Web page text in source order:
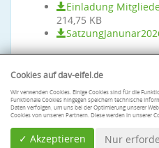
Einladung
214,75 KB
Cookies auf dav-eifel.de
Wir verwenden Cookies. Einige Cookies sind für die
Funktionale Cookies hingegen speichern technische
Daten verfolgen, um uns bei der Optimierung unserer
Cookies von unseren Partnern. Diese werden in unserer
✓ Akzeptieren Nur